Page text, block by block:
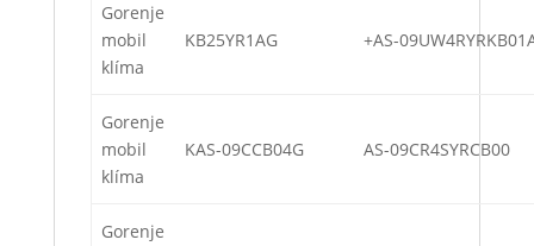
Gorenje
mobil
klíma
KB25YR1AG +AS-
Gorenje
mobil
klíma
KAS-09CCB04G AS-09CR4SYRCB00
Gorenje